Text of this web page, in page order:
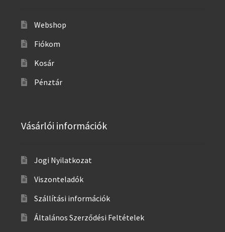
Webshop
Fiókom
Kosár
Pénztár
Vásárlói információk
Jogi Nyilatkozat
Viszonteladók
Szállítási információk
Általános Szerződési Feltételek